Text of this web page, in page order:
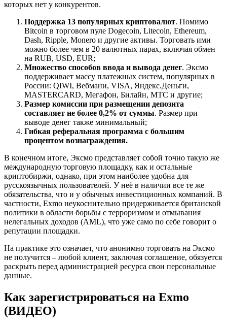
которых нет у конкурентов.
Поддержка 13 популярных криптовалют. Помимо
Bitcoin в торговом пуле Dogecoin, Litecoin, Ethereum,
Dash, Ripple, Monero и другие активы. Торговать ими
можно более чем в 20 валютных парах, включая обмен
на RUB, USD, EUR;
Множество способов ввода и вывода денег. Эксмо
поддерживает массу платежных систем, популярных в
России: QIWI, Вебмани, VISA, Яндекс.Деньги,
MASTERCARD, Мегафон, Билайн, МТС и другие;
Размер комиссии при размещении депозита
составляет не более 0,2% от суммы. Размер при
выводе денег также минимальный;
Гибкая реферальная программа с большим
процентом вознаграждения.
В конечном итоге, Эксмо представляет собой точно такую же
международную торговую площадку, как и остальные
криптобиржи, однако, при этом наиболее удобна для
русскоязычных пользователей. У неё в наличии все те же
обязательства, что и у обычных инвестиционных компаний. В
частности, Exmo неукоснительно придерживается британской
политики в области борьбы с терроризмом и отмывания
нелегальных доходов (AML), что уже само по себе говорит о
репутации площадки.
На практике это означает, что анонимно торговать на Эксмо
не получится – любой клиент, заключая соглашение, обязуется
раскрыть перед администрацией ресурса свои персональные
данные.
Как зарегистрироваться на Exmo
(ВИДЕО)